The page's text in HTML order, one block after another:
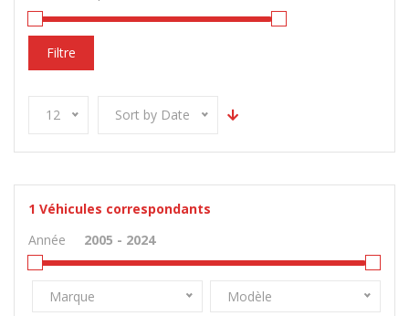
Filtre
12 Sort by Date
1 Véhicules correspondants
Année
Marque Modèle